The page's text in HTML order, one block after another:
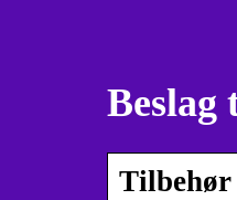
Tilbehør